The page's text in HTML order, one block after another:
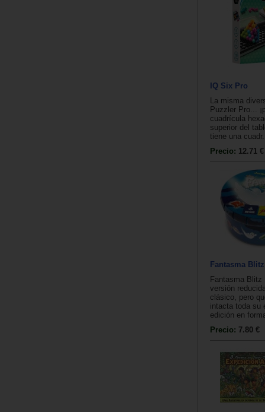
IQ Six Pro
La misma
Puzzler Pro...
cuadrícula
superior del
tiene una
Precio: 12.71 €
Fantasma
Fantasma Blitz
versión
clásico, pero
intacta toda su
edición en
Precio: 7.80 €